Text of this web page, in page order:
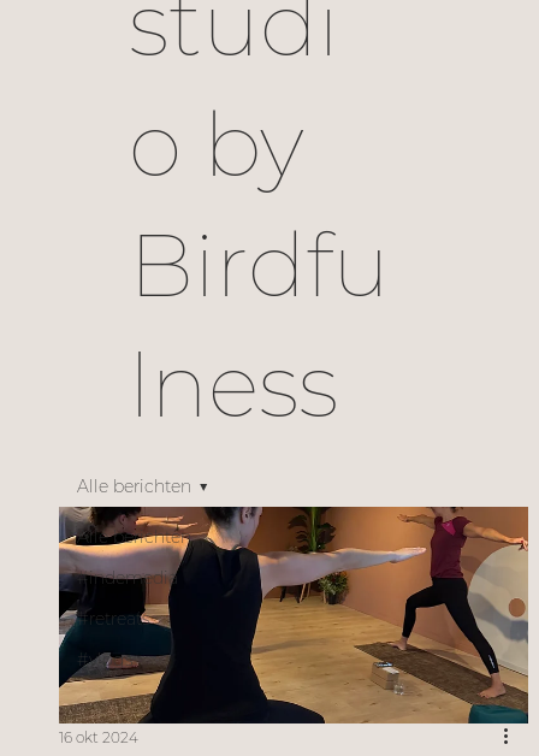
studi
o by
Birdfu
lness
Alle berichten
#indemedia
#retreats
#vlogs
Alle berichten
16 okt 2024